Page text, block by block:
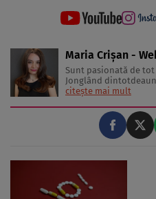
Maria Crișan -
Sunt pasionată de
Jonglând
cuvintele, îmi place
sănătos și frumos.
citește mai mult